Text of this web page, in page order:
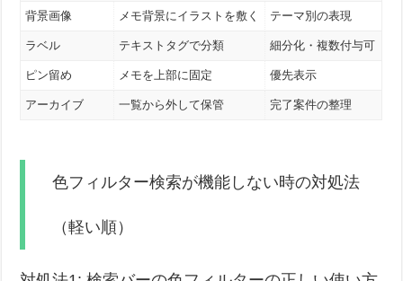
背景画像 メモ背景にイラストを敷く テーマ別の表現
ラベル テキストタグで分類 細分化・複数付与可
ピン留め メモを上部に固定 優先表示
アーカイブ 一覧から外して保管 完了案件の整理
色フィルター検索が機能しない時の対処法
（軽い順）